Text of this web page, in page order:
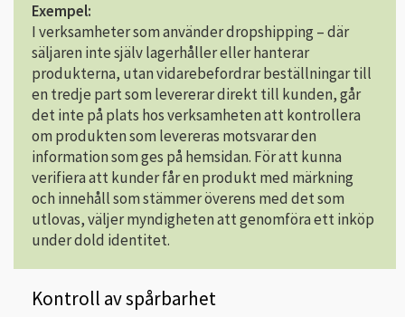
Exempel:
I verksamheter som använder dropshipping – där
säljaren inte själv lagerhåller eller hanterar
produkterna, utan vidarebefordrar beställningar till
en tredje part som levererar direkt till kunden, går
det inte på plats hos verksamheten att kontrollera
om produkten som levereras motsvarar den
information som ges på hemsidan. För att kunna
verifiera att kunder får en produkt med märkning
och innehåll som stämmer överens med det som
utlovas, väljer myndigheten att genomföra ett inköp
under dold identitet.
Kontroll av spårbarhet